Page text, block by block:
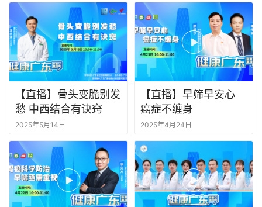
【直播】骨头变脆别发
愁 中西结合有诀窍
2025年5月14日
【直播】早筛早安心
癌症不缠身
2025年4月24日